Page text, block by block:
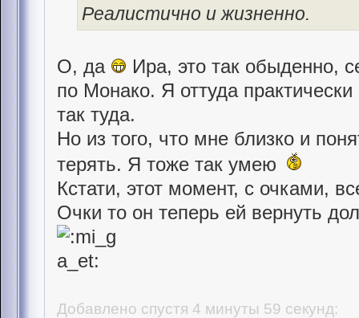
Реалистично и жизненно.
О, да
Ира, это так обыденно,
по Монако. Я оттуда
так туда.
Но из того, что мне близко и
терять. Я тоже так умею
Кстати, этот момент, с очками,
Очки то он теперь ей вернуть
Добавлено спустя 4 минуты 59 секунд: